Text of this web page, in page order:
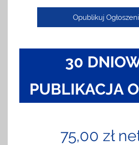
Opublikuj
30
PUBLIKACJA
75,00 zł